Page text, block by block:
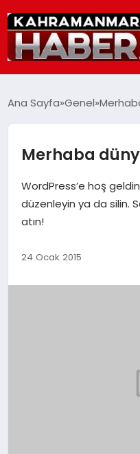
SIYASET
EĞITIM
EKONOMI
Ana Sayfa Genel
Merhaba
WordPress’e hoş
düzenleyin ya da silin.
atın!
24 Ocak 2015